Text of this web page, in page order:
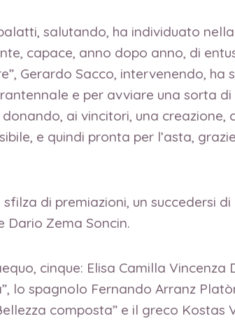
salutando, ha individuato
capace, anno dopo anno, di
Gerardo Sacco, intervenendo, ha
e per avviare una sorta
ai vincitori, una
e quindi pronta per l’asta,
di premiazioni, un succedersi
Dario Zema Soncin.
cinque: Elisa Camilla Vincenza
lo spagnolo Fernando Arranz
composta” e il greco Kostas